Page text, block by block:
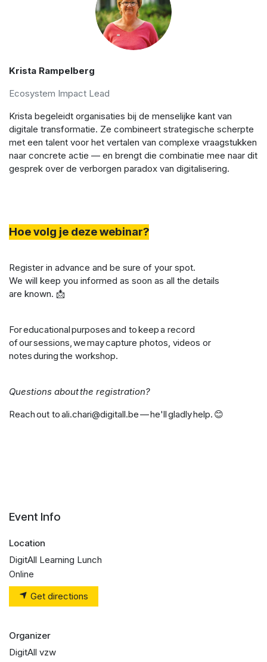
Krista Rampelberg
Ecosystem Impact Lead
Krista begeleidt organisaties bij de menselijke kant van
digitale transformatie. Ze combineert strategische scherpte
met een talent voor het vertalen van complexe vraagstukken
naar concrete actie — en brengt die combinatie mee naar dit
gesprek over de verborgen paradox van digitalisering.
Hoe volg je deze webinar?
Register in advance and be sure of your spot.
We will keep you informed as soon as all the details
are known. 📩
For educational purposes and to keep a record
of our sessions, we may capture photos, videos or
notes during the workshop.
Questions about the registration?
Reach out to ali.chari@digitall.be — he'll gladly help. 😊
Event Info
Location
DigitAll Learning Lunch
Online
Get directions
Organizer
DigitAll vzw